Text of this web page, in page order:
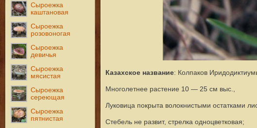
Сыроежка
каштановая
Сыроежка
розовоногая
Сыроежка
девичья
Сыроежка
мясистая
Сыроежка
сереющая
Сыроежка
пятнистая
Казахское название: Колпаков
Многолетнее растение 10 — 25 см выс.,
Луковица покрыта волокнистыми остатками
Стебель не развит, стрелка одноцветковая;